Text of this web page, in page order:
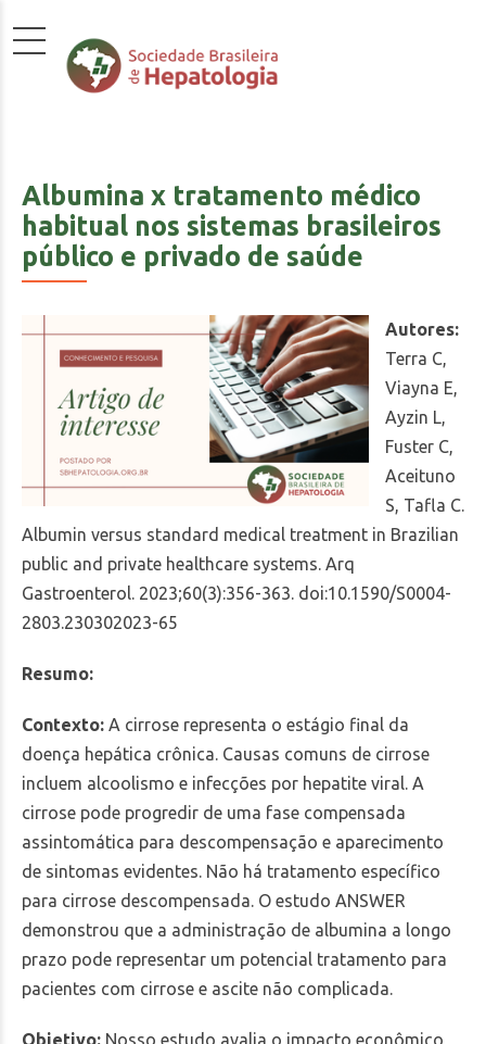
Albumina x tratamento médico
habitual nos sistemas brasileiros
público e privado de saúde
Autores:
Terra C,
Viayna E,
Ayzin L,
Fuster C,
Aceituno
S, Tafla C.
Albumin versus standard medical treatment in Brazilian
public and private healthcare systems. Arq
Gastroenterol. 2023;60(3):356-363. doi:10.1590/S0004-
2803.230302023-65
Resumo:
Contexto: A cirrose representa o estágio final da
doença hepática crônica. Causas comuns de cirrose
incluem alcoolismo e infecções por hepatite viral. A
cirrose pode progredir de uma fase compensada
assintomática para descompensação e aparecimento
de sintomas evidentes. Não há tratamento específico
para cirrose descompensada. O estudo ANSWER
demonstrou que a administração de albumina a longo
prazo pode representar um potencial tratamento para
pacientes com cirrose e ascite não complicada.
Objetivo: Nosso estudo avalia o impacto econômico